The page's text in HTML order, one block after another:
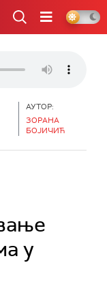
АУТОР:
ЗОРАНА
БОЈИЧИЋ
у